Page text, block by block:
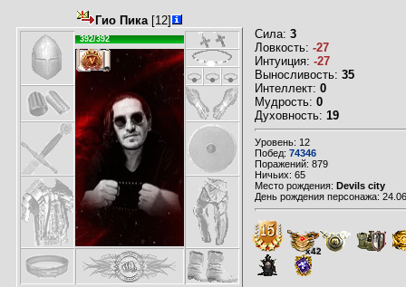
Гио Пика[12]
392/392 Сила: 3
Ловкость: -27
Интуиция: -27
Выносливость: 35
Интеллект: 0
Мудрость: 0
Духовность: 19
Уровень: 12
Побед: 74346
Поражений: 879
Ничьих: 65
Место рождения: Devils city
День рождения персонажа:
x42